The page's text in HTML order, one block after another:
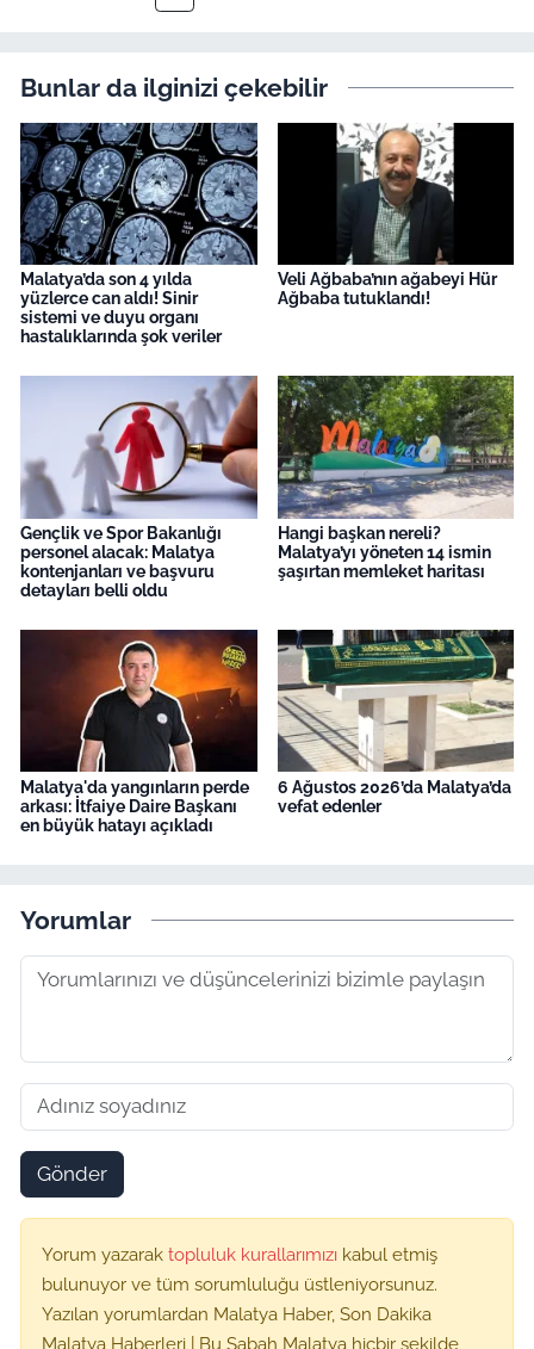
Bunlar da ilginizi çekebilir
Malatya’da son 4 yılda
yüzlerce can aldı! Sinir
sistemi ve duyu organı
hastalıklarında şok veriler
Veli Ağbaba’nın ağabeyi Hür
Ağbaba tutuklandı!
Gençlik ve Spor Bakanlığı
personel alacak: Malatya
kontenjanları ve başvuru
detayları belli oldu
Hangi başkan nereli?
Malatya’yı yöneten 14 ismin
şaşırtan memleket haritası
Malatya'da yangınların perde
arkası: İtfaiye Daire Başkanı
en büyük hatayı açıkladı
6 Ağustos 2026’da Malatya’da
vefat edenler
Yorumlar
Gönder
Yorum yazarak topluluk kurallarımızı kabul etmiş
bulunuyor ve tüm sorumluluğu üstleniyorsunuz.
Yazılan yorumlardan Malatya Haber, Son Dakika
Malatya Haberleri | Bu Sabah Malatya hiçbir şekilde